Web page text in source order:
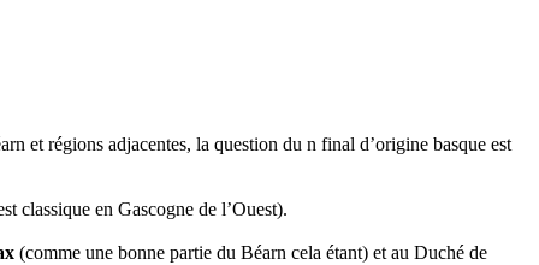
et régions adjacentes, la question du n final d’origine basque est
classique en Gascogne de l’Ouest).
(comme une bonne partie du Béarn cela étant) et au Duché de